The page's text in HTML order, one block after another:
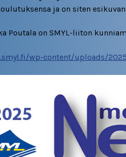
ja on siten
Poutala on SMYL-liiton
wp-content/uploads/